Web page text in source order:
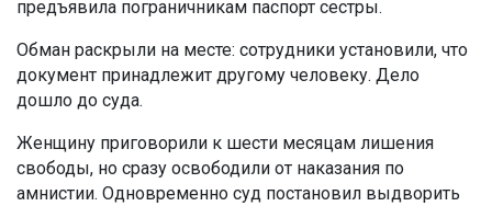
предъявила пограничникам паспорт сестры.
Обман раскрыли на месте: сотрудники установили, что
документ принадлежит другому человеку. Дело
дошло до суда.
Женщину приговорили к шести месяцам лишения
свободы, но сразу освободили от наказания по
амнистии. Одновременно суд постановил выдворить